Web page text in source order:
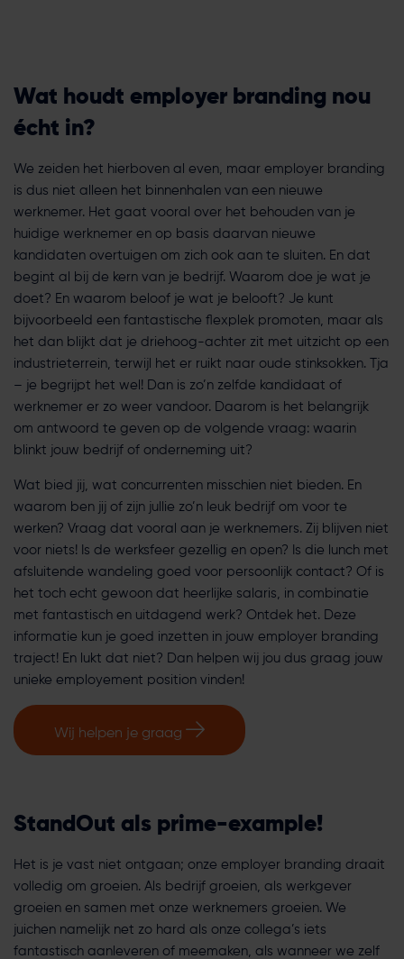
Wat houdt employer branding nou
écht in?
We zeiden het hierboven al even, maar employer branding
is dus niet alleen het binnenhalen van een nieuwe
werknemer. Het gaat vooral over het behouden van je
huidige werknemer en op basis daarvan nieuwe
kandidaten overtuigen om zich ook aan te sluiten. En dat
begint al bij de kern van je bedrijf. Waarom doe je wat je
doet? En waarom beloof je wat je belooft? Je kunt
bijvoorbeeld een fantastische flexplek promoten, maar als
het dan blijkt dat je driehoog-achter zit met uitzicht op een
industrieterrein, terwijl het er ruikt naar oude stinksokken. Tja
– je begrijpt het wel! Dan is zo’n zelfde kandidaat of
werknemer er zo weer vandoor. Daarom is het belangrijk
om antwoord te geven op de volgende vraag: waarin
blinkt jouw bedrijf of onderneming uit?
Wat bied jij, wat concurrenten misschien niet bieden. En
waarom ben jij of zijn jullie zo’n leuk bedrijf om voor te
werken? Vraag dat vooral aan je werknemers. Zij blijven niet
voor niets! Is de werksfeer gezellig en open? Is die lunch met
afsluitende wandeling goed voor persoonlijk contact? Of is
het toch echt gewoon dat heerlijke salaris, in combinatie
met fantastisch en uitdagend werk? Ontdek het. Deze
informatie kun je goed inzetten in jouw employer branding
traject! En lukt dat niet? Dan helpen wij jou dus graag jouw
unieke employement position vinden!
Wij helpen je graag
StandOut als prime-example!
Het is je vast niet ontgaan; onze employer branding draait
volledig om groeien. Als bedrijf groeien, als werkgever
groeien en samen met onze werknemers groeien. We
juichen namelijk net zo hard als onze collega’s iets
fantastisch aanleveren of meemaken, als wanneer we zelf